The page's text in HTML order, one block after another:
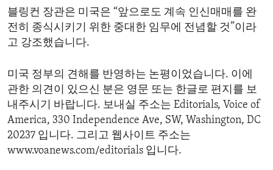
블링컨 장관은 미국은 “앞으로도 계속 인신매매를 완
전히 종식시키기 위한 중대한 임무에 전념할 것”이라
고 강조했습니다.
미국 정부의 견해를 반영하는 논평이었습니다. 이에
관한 의견이 있으신 분은 영문 또는 한글로 편지를 보
내주시기 바랍니다. 보내실 주소는 Editorials, Voice of
America, 330 Independence Ave, SW, Washington, DC
20237 입니다. 그리고 웹사이트 주소는
www.voanews.com/editorials 입니다.